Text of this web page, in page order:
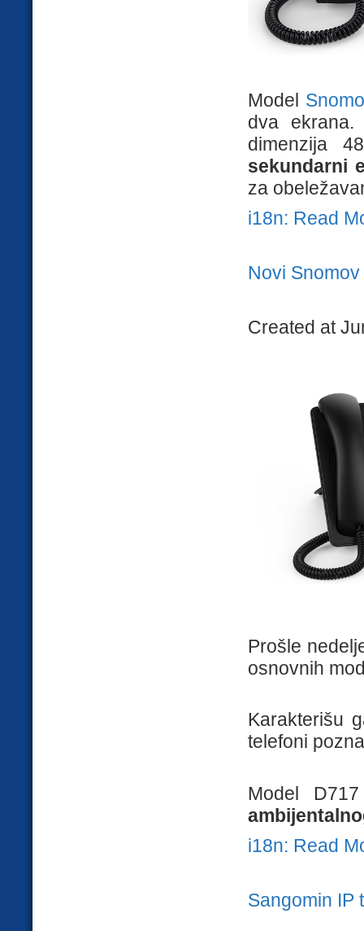
Model
dva
dimenzija
sekundarni
za
i18n: Read
Novi
Created at
Prošle
osnovnih
Karakterišu
telefoni
Model
i18n: Read
Sangomin IP